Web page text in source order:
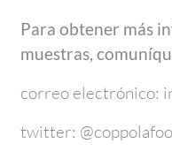
Para obtener más
muestras,
correo electrónico:
twitter: